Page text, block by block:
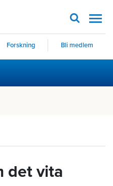
Forskning Bli medlem
det vita